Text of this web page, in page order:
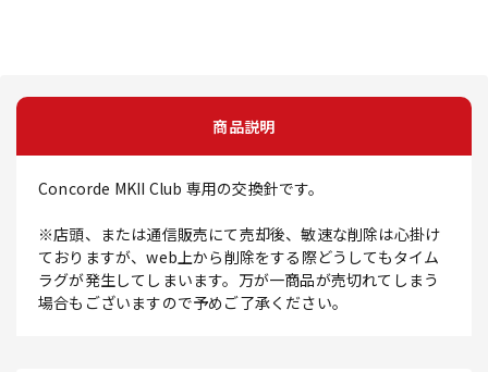
商品説明
Concorde MKII Club 専用の交換針です。
※店頭、または通信販売にて売却後、敏速な削除は心掛け
ておりますが、web上から削除をする際どうしてもタイム
ラグが発生してしまいます。万が一商品が売切れてしまう
場合もございますので予めご了承ください。